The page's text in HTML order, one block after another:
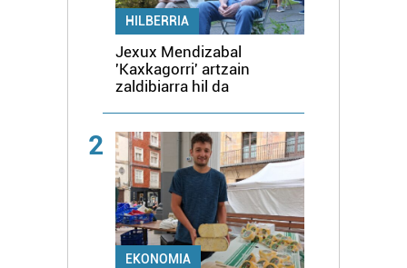
HILBERRIA
Jexux Mendizabal
'Kaxkagorri' artzain
zaldibiarra hil da
2
EKONOMIA